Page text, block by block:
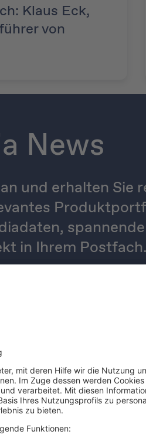
Klaus Eck,
von
News
und erhalten Sie
in Ihrem Postfach.